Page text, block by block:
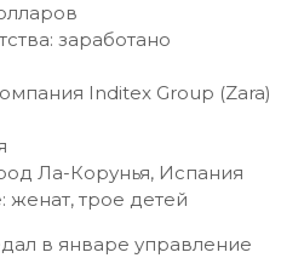
заработано
Inditex Group (Zara)
Ла-Корунья, Испания
трое детей
в январе управление